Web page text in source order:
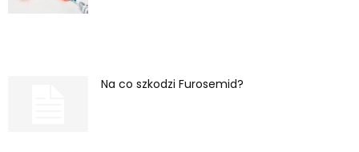
Na co szkodzi Furosemid?